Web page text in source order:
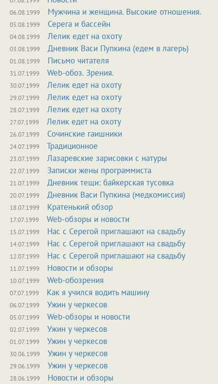
06.08.1999 Мужчина и женщина. Высокие отношения.
05.08.1999 Серега и бассейн
04.08.1999 Лелик едет на охоту
03.08.1999 Дневник Васи Пупкина (едем в лагерь)
01.08.1999 Письмо читателя
31.07.1999 Web-обоз. Зрения.
30.07.1999 Лелик едет на охоту
29.07.1999 Лелик едет на охоту
28.07.1999 Лелик едет на охоту
27.07.1999 Лелик едет на охоту
26.07.1999 Сочинские гаишники
24.07.1999 Традиционное
23.07.1999 Лазаревские зарисовки с натуры
22.07.1999 Записки жены программиста
21.07.1999 Дневник тещи: байкерская тусовка
20.07.1999 Дневник Васи Пупкина (медкомиссия)
18.07.1999 Кратенький обзор
17.07.1999 Web-обзоры и новости
15.07.1999 Нас с Серегой приглашают на свадьбу
14.07.1999 Нас с Серегой приглашают на свадьбу
12.07.1999 Нас с Серегой приглашают на свадьбу
11.07.1999 Новости и обзоры
10.07.1999 Web-обозрения
07.07.1999 Как я учился водить машину
06.07.1999 Ужин у черкесов
05.07.1999 Web-обзоры и новости
02.07.1999 Ужин у черкесов
01.07.1999 Ужин у черкесов
30.06.1999 Ужин у черкесов
29.06.1999 Ужин у черкесов
28.06.1999 Новости и обзоры